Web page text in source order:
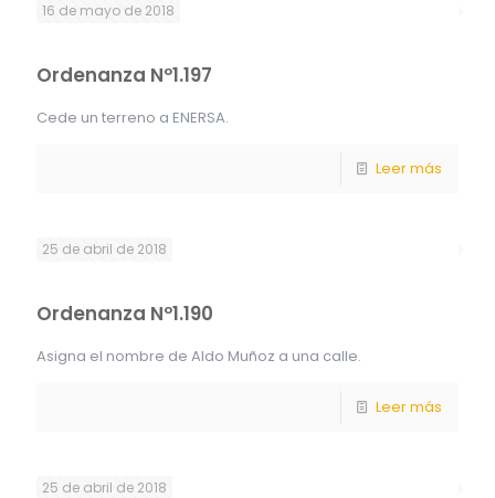
16 de mayo de 2018
Ordenanza Nº1.197
Cede un terreno a ENERSA.
Leer más
25 de abril de 2018
Ordenanza Nº1.190
Asigna el nombre de Aldo Muñoz a una calle.
Leer más
25 de abril de 2018